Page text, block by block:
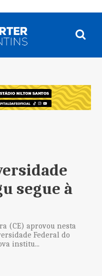
segue à
(CE) aprovou nesta
Federal do
institu...